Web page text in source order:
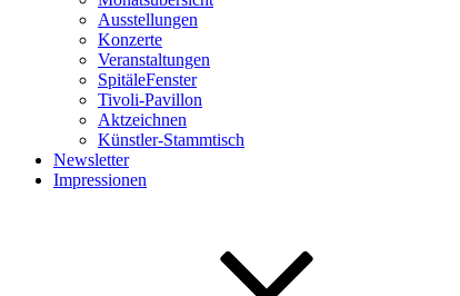
Ausstellungen
Konzerte
Veranstaltungen
SpitäleFenster
Tivoli-Pavillon
Aktzeichnen
Künstler-Stammtisch
Newsletter
Impressionen